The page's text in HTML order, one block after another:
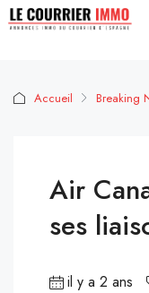
Accueil Breaking
Air
ses
il y a 2 ans